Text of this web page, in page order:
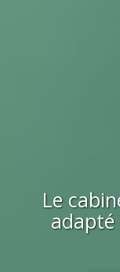
Le